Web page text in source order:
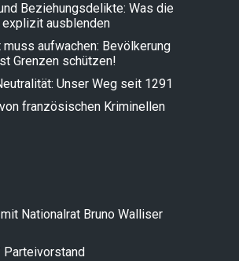
Beziehungsdelikte: Was die
ausblenden
muss aufwachen: Bevölkerung
Grenzen schützen!
Unser Weg seit 1291
französischen Kriminellen
Nationalrat Bruno Walliser